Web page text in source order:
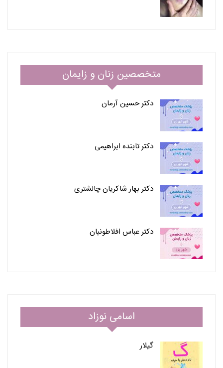
متخصصین زنان و زایمان
دکتر حسین آرمان
دکتر تابنده ابراهیمی
دکتر بهار شاکریان چالشتری
دکتر عباس افلاطونیان
اسامی نوزاد
گیلار